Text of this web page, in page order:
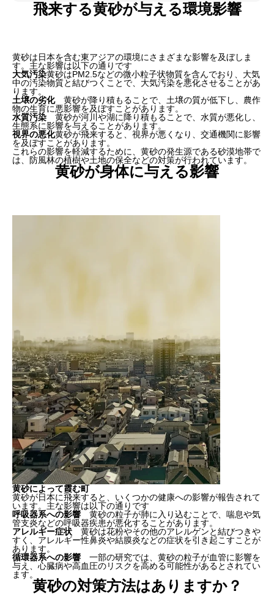
飛来する黄砂が与える環境影響
黄砂は日本を含む東アジアの環境にさまざまな影響を及ぼしま
す。主な影響は以下の通りです
大気汚染黄砂はPM2.5などの微小粒子状物質を含んでおり、大気
中の汚染物質と結びつくことで、大気汚染を悪化させることがあ
ります。
土壌の劣化黄砂が降り積もることで、土壌の質が低下し、農作
物の生育に悪影響を及ぼすことがあります。
水質汚染 黄砂が河川や湖に降り積もることで、水質が悪化し、
生態系に影響を与えることがあります。
視界の悪化黄砂が飛来すると、視界が悪くなり、交通機関に影響
を及ぼすことがあります。
これらの影響を軽減するために、黄砂の発生源である砂漠地帯で
は、防風林の植樹や土地の保全などの対策が行われています。
黄砂が身体に与える影響
黄砂によって霞む町
黄砂が日本に飛来すると、いくつかの健康への影響が報告されて
います。主な影響は以下の通りです
呼吸器系への影響 黄砂の粒子が肺に入り込むことで、喘息や気
管支炎などの呼吸器疾患が悪化することがあります。
アレルギー症状 黄砂は花粉やその他のアレルゲンと結びつきや
すく、アレルギー性鼻炎や結膜炎などの症状を引き起こすことが
あります。
循環器系への影響 一部の研究では、黄砂の粒子が血管に影響を
与え、心臓病や高血圧のリスクを高める可能性があるとされてい
ます。
黄砂の対策方法はありますか？